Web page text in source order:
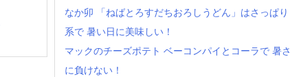
なか卯 「ねばとろすだちおろしうどん」はさっぱり
系で 暑い日に美味しい！
マックのチーズポテト ベーコンパイとコーラで 暑さ
に負けない！